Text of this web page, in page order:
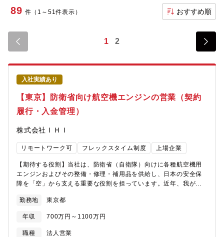
89 件（1～51件表示） おすすめ順
1 2
入社実績あり
【東京】防衛省向け航空機エンジンの営業（契約
履行・入金管理）
株式会社ＩＨＩ
リモートワーク可 フレックスタイム制度 上場企業
【期待する役割】当社は、防衛省（自衛隊）向けに各種航空機用
エンジンおよびその整備・修理・補用品を供給し、日本の安全保
障を「空」から支える重要な役割を担っています。近年、我が国
体に対する期待と責任も高まっています。その中で、当社が提供
する航空機エンジンの安定供給と、適切なメンテナンス・補用品
供給は、自衛隊の航空機を安全かつ効率的に運用し続けるために
欠かせません。一方で、航空機エンジン事業は高度な品質要求に
勤務地 東京都
年収 700万円～1100万円
職種
法人営業